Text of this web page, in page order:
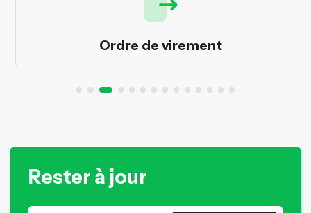
Ordre de virement
Rester à jour